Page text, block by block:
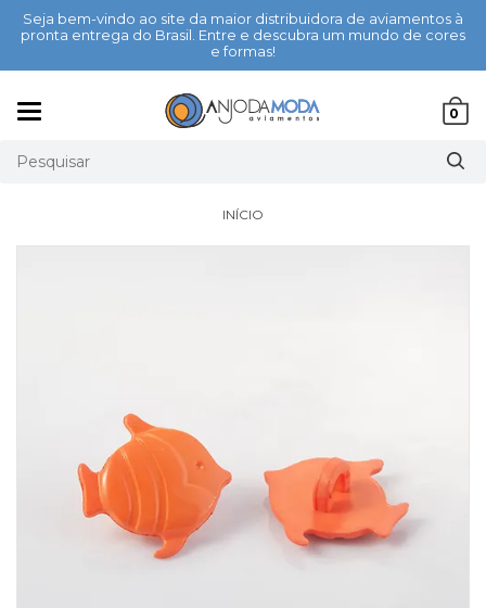
Seja bem-vindo ao site da maior distribuidora de aviamentos à
pronta entrega do Brasil. Entre e descubra um mundo de cores
e formas!
0
INÍCIO